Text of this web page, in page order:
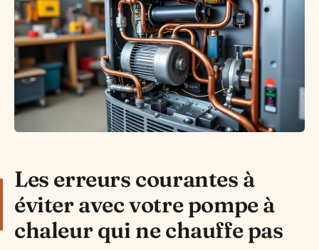
Les erreurs courantes à
éviter avec votre pompe à
chaleur qui ne chauffe pas